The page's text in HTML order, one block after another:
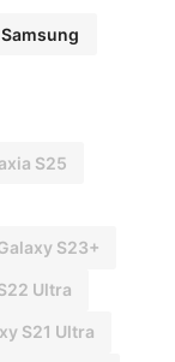
Samsung
S25
S23+
Ultra
S21 Ultra